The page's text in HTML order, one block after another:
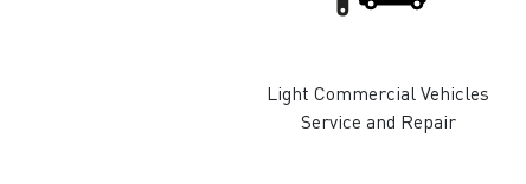
Light Commercial Vehicles
Service and Repair